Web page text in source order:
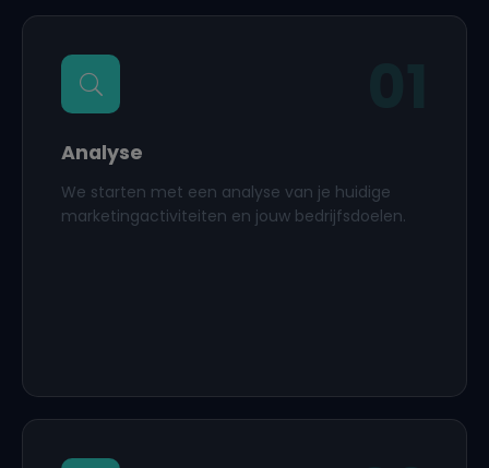
Analyse
We starten met een analyse van je huidige
marketingactiviteiten en jouw bedrijfsdoelen.